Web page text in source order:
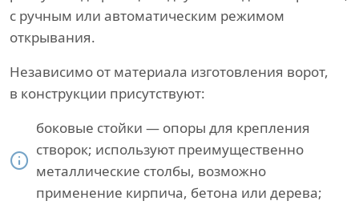
с ручным или автоматическим режимом
открывания.
Независимо от материала изготовления ворот,
в конструкции присутствуют:
боковые стойки — опоры для крепления
створок; используют преимущественно
металлические столбы, возможно
применение кирпича, бетона или дерева;